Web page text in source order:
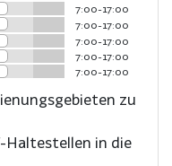
7:00-17:00
7:00-17:00
7:00-17:00
7:00-17:00
7:00-17:00
zu
Haltestellen in die